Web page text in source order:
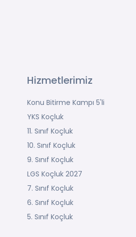
Hizmetlerimiz
Konu Bitirme Kampı 5'li
YKS Koçluk
11. Sınıf Koçluk
10. Sınıf Koçluk
9. Sınıf Koçluk
LGS Koçluk 2027
7. Sınıf Koçluk
6. Sınıf Koçluk
5. Sınıf Koçluk